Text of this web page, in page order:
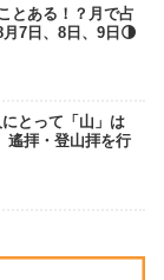
とある！？月で占
7日、8日、9日🌗
にとって「山」は
遙拝・登山拝を行